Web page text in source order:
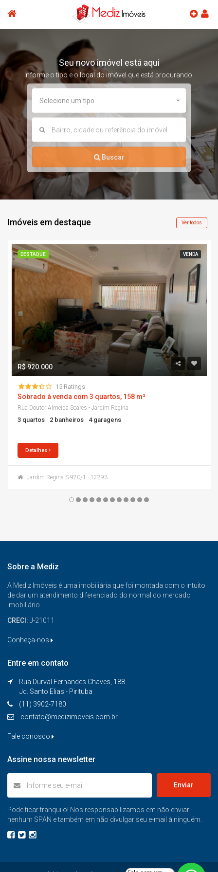
Seu novo imóvel está aqui
Informe o tipo e o local do imóvel que está procurando.
Selecione um tipo
Buscar
Imóveis em destaque Ver todos
VENDA
DESTAQUE
R$ 920.000
15 Ratings
Sobrado à venda com 3 quartos, 158 m²
Rua Doutor Almeida Soares - Jardim Regina
3 quartos 2 banheiros 4 garagens
Detalhes
Jardim Regina S-920/1 - 12293
Sobre a Mediz
A Mediz Imóveis é uma imobiliária que foi montada com o intuito
de dar um atendimento diferenciado do normal do mercado
imobiliário.
CRECI: J-21011
Conheça-nos
Entre em contato
Rua Durval Fernandes Chaves, 188
Jd. Santo Elias - Pirituba
(11) 3902-7180
contato@medizimoveis.com.br
Fale conosco
Assine nossa newsletter
Enviar
Pode ficar tranquilo! Nos responsabilizamos em não enviar
nenhum SPAN e também em não divulgar seu e-mail à ninguém.